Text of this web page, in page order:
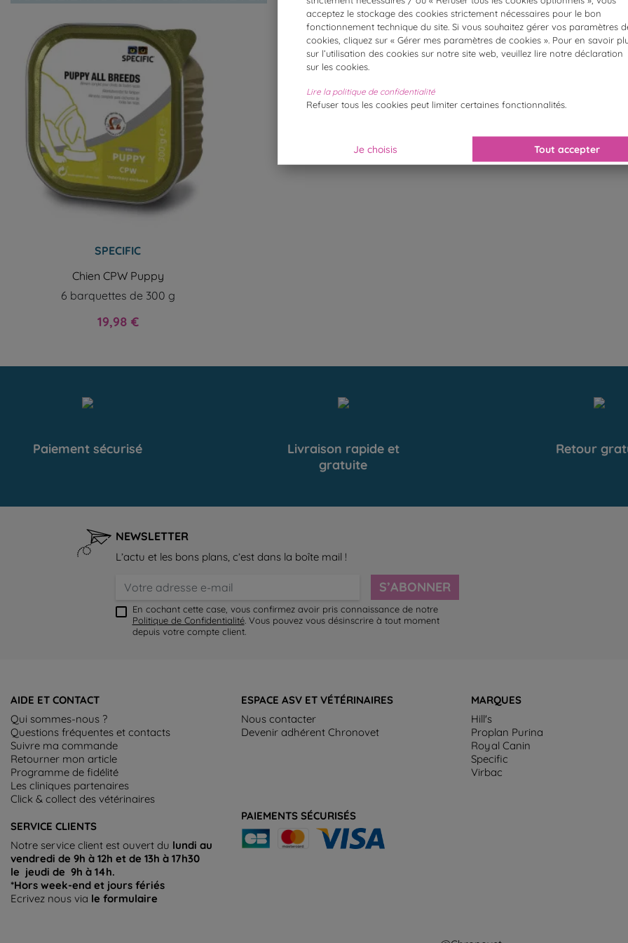
SPECIFIC
Chien CPW Puppy
6 barquettes de 300 g
Prix
19,98 €
Paiement sécurisé
Livraison rapide et
gratuite
Retour
NEWSLETTER
L’actu et les bons plans, c’est dans la boîte mail !
S’ABONNER
En cochant cette case, vous confirmez avoir pris connaissance de notre
Politique de Confidentialité. Vous pouvez vous désinscrire à tout moment
depuis votre compte client.
AIDE ET CONTACT
Qui sommes-nous ?
Questions fréquentes et contacts
Suivre ma commande
Retourner mon article
Programme de fidélité
Les cliniques partenaires
Click & collect des vétérinaires
SERVICE CLIENTS
Notre service client est ouvert du lundi au
vendredi de 9h à 12h et de 13h à 17h30
le jeudi de 9h à 14h.
*Hors week-end et jours fériés
Ecrivez nous via le formulaire
ESPACE ASV ET VÉTÉRINAIRES
Nous contacter
Devenir adhérent Chronovet
PAIEMENTS SÉCURISÉS
MARQUES
Hill's
Proplan Purina
Royal Canin
Specific
Virbac
acceptez le stockage des cookies strictement nécessaires pour le bon
fonctionnement technique du site. Si vous souhaitez gérer vos paramètres
cookies, cliquez sur « Gérer mes paramètres de cookies ». Pour en savoir
sur l’utilisation des cookies sur notre site web, veuillez lire notre déclaration
sur les cookies.
Lire la politique de confidentialité
Refuser tous les cookies peut limiter certaines fonctionnalités.
Je choisis Tout accepter